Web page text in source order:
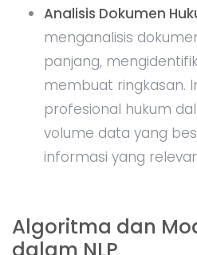
Analisis Dokumen
menganalisis
panjang,
membuat ringkasan.
profesional hukum
volume data yang
informasi yang
Algoritma dan